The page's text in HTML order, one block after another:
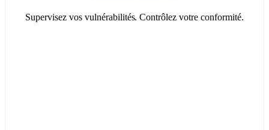
Supervisez vos vulnérabilités. Contrôlez votre conformité.